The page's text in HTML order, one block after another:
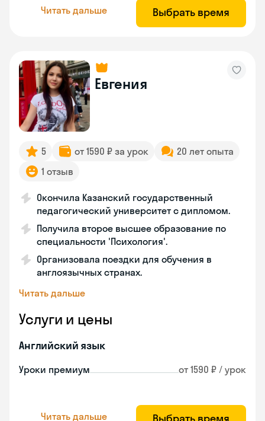
Читать дальше Выбрать время
Евгения
5 от 1590 ₽ за урок
20 лет опыта
1 отзыв
Окончила Казанский государственный
педагогический университет с дипломом.
Получила второе высшее образование по
специальности 'Психология'.
Организовала поездки для обучения в
англоязычных странах.
Читать дальше
Услуги и цены
Английский язык
Уроки премиум от 1590 ₽ / урок
Читать дальше